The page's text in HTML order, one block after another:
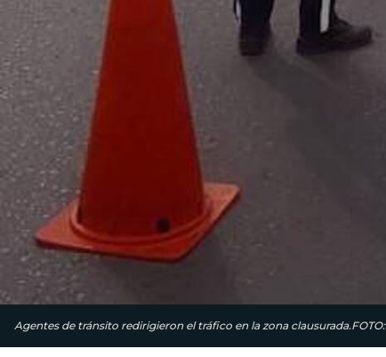
Agentes de tránsito redirigieron el tráfico en la zona